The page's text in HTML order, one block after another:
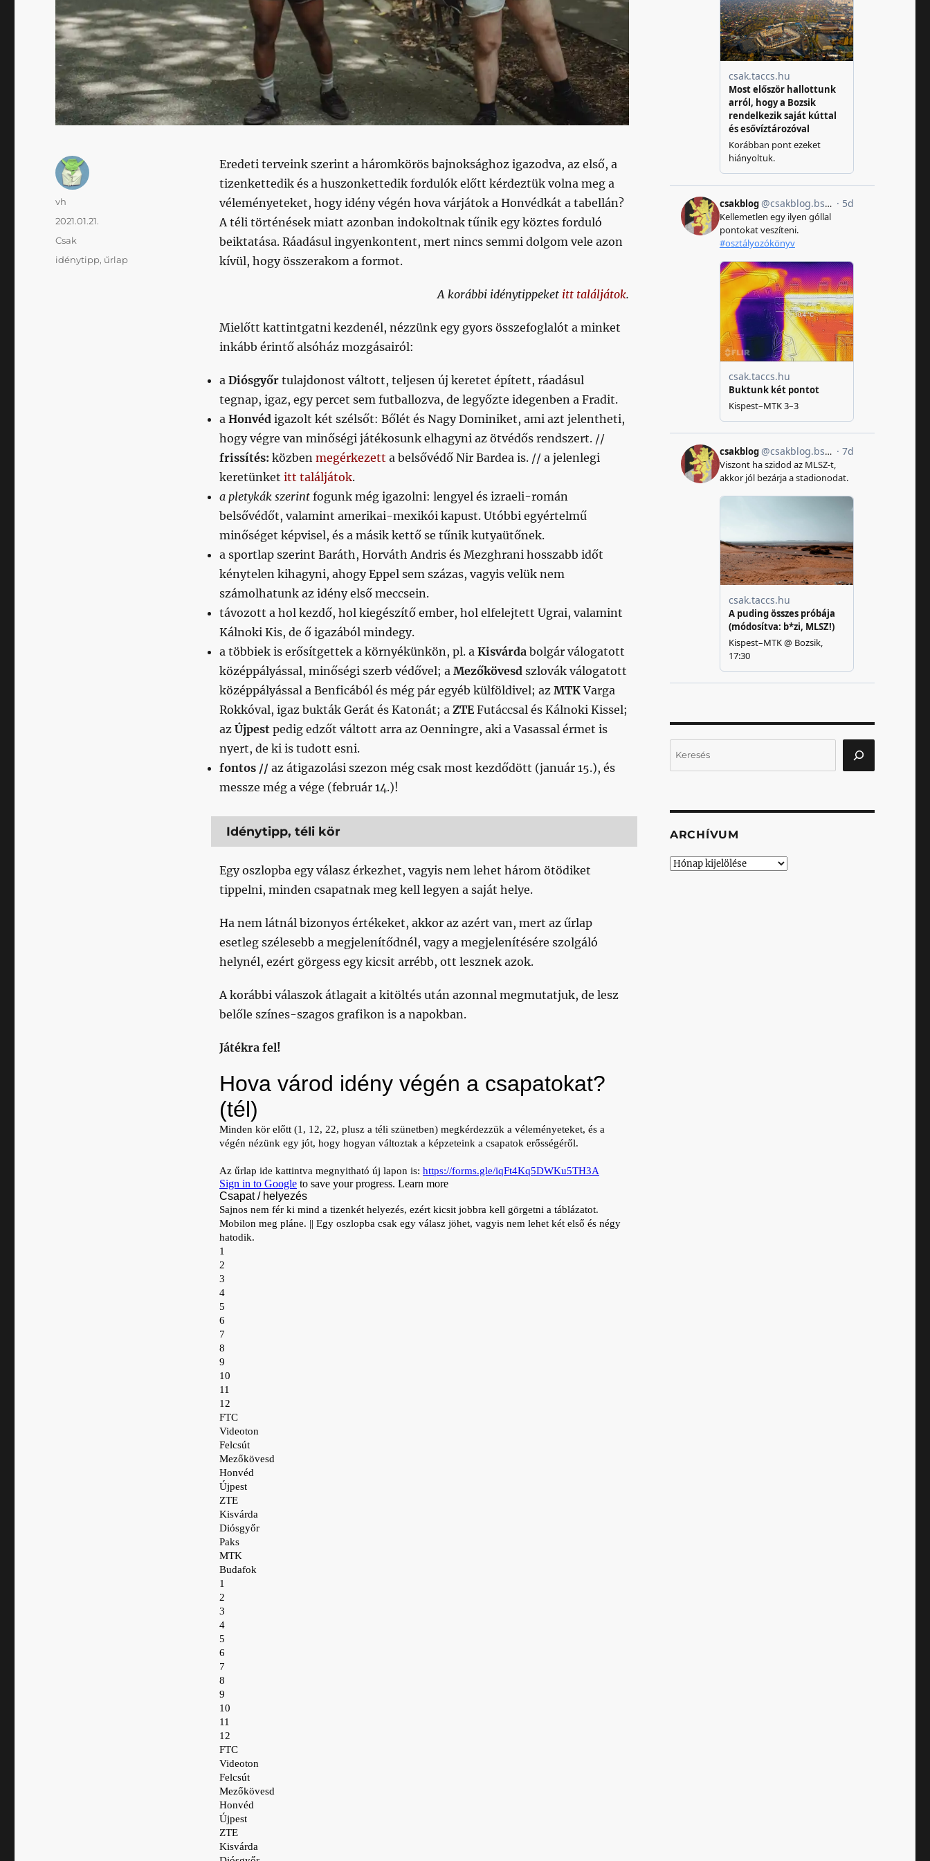
Eredeti terveink szerint a háromkörös bajnoksághoz igazodva, az első, a
tizenkettedik és a huszonkettedik fordulók előtt kérdeztük volna meg a
véleményeteket, hogy idény végén hova várjátok a Honvédkát a tabellán?
A téli történések miatt azonban indokoltnak tűnik egy köztes forduló
beiktatása. Ráadásul ingyenkontent, mert nincs semmi dolgom vele azon
kívül, hogy összerakom a formot.
A korábbi idénytippeket itt találjátok.
Mielőtt kattintgatni kezdenél, nézzünk egy gyors összefoglalót a minket
inkább érintő alsóház mozgásairól:
a Diósgyőrtulajdonost váltott, teljesen új keretet épített, ráadásul
tegnap, igaz, egy percet sem futballozva, de legyőzte idegenben a Fradit.
a Honvéd igazolt két szélsőt: Bőlét és Nagy Dominiket, ami azt jelentheti,
hogy végre van minőségi játékosunk elhagyni az ötvédős rendszert. //
frissítés: közben megérkezett a belsővédő Nir Bardea is. // a jelenlegi
keretünket itt találjátok.
a pletykák szerint fogunk még igazolni: lengyel és izraeli-román
belsővédőt, valamint amerikai-mexikói kapust. Utóbbi egyértelmű
minőséget képvisel, és a másik kettő se tűnik kutyaütőnek.
a sportlap szerint Baráth, Horváth Andris és Mezghrani hosszabb időt
kénytelen kihagyni, ahogy Eppel sem százas, vagyis velük nem
számolhatunk az idény első meccsein.
távozott a hol kezdő, hol kiegészítő ember, hol elfelejtett Ugrai, valamint
Kálnoki Kis, de ő igazából mindegy.
a többiek is erősítgettek a környékünkön, pl. a Kisvárda bolgár válogatott
középpályással, minőségi szerb védővel; a Mezőkövesd szlovák válogatott
középpályással a Benficából és még pár egyéb külföldivel; az MTKVarga
Rokkóval, igaz bukták Gerát és Katonát; a ZTEFutáccsal és Kálnoki Kissel;
az Újpestpedig edzőt váltott arra az Oenningre, aki a Vasassal érmet is
nyert, de ki is tudott esni.
fontos // az átigazolási szezon még csak most kezdődött (január 15.), és
messze még a vége (február 14.)!
Idénytipp, téli kör
Egy oszlopba egy válasz érkezhet, vagyis nem lehet három ötödiket
tippelni, minden csapatnak meg kell legyen a saját helye.
Ha nem látnál bizonyos értékeket, akkor az azért van, mert az űrlap
esetleg szélesebb a megjelenítődnél, vagy a megjelenítésére szolgáló
helynél, ezért görgess egy kicsit arrébb, ott lesznek azok.
A korábbi válaszok átlagait a kitöltés után azonnal megmutatjuk, de lesz
belőle színes-szagos grafikon is a napokban.
Játékra fel!
Szerző
vh
Közzétéve
2021.01.21.
Kategória
Csak
Címke
idénytipp, űrlap
ARCHÍVUM
Archívum